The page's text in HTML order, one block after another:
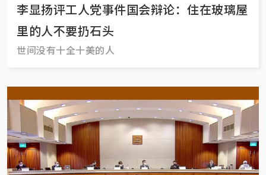
李显扬评工人党事件国会辩论：住在玻璃屋
里的人不要扔石头
世间没有十全十美的人